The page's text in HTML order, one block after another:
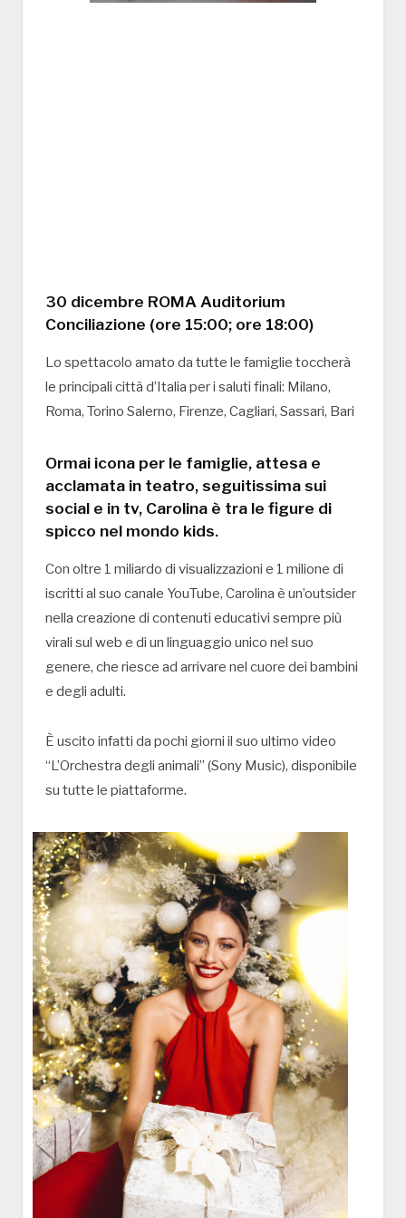
30 dicembre ROMA Auditorium
Conciliazione (ore 15:00; ore 18:00)
Lo spettacolo amato da tutte le famiglie toccherà
le principali città d’Italia per i saluti finali: Milano,
Roma, Torino Salerno, Firenze, Cagliari, Sassari, Bari
Ormai icona per le famiglie, attesa e
acclamata in teatro, seguitissima sui
social e in tv, Carolina è tra le figure di
spicco nel mondo kids.
Con oltre 1 miliardo di visualizzazioni e 1 milione di
iscritti al suo canale YouTube, Carolina è un’outsider
nella creazione di contenuti educativi sempre più
virali sul web e di un linguaggio unico nel suo
genere, che riesce ad arrivare nel cuore dei bambini
e degli adulti.
È uscito infatti da pochi giorni il suo ultimo video
“L’Orchestra degli animali” (Sony Music), disponibile
su tutte le piattaforme.